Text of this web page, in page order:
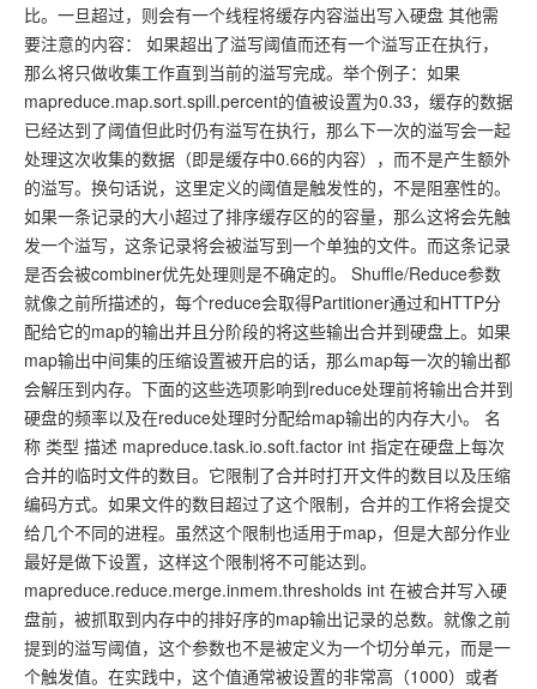
比。一旦超过，则会有一个线程将缓存内容溢出写入硬盘 其他需
要注意的内容： 如果超出了溢写阈值而还有一个溢写正在执行，
那么将只做收集工作直到当前的溢写完成。举个例子：如果
mapreduce.map.sort.spill.percent的值被设置为0.33，缓存的数据
已经达到了阈值但此时仍有溢写在执行，那么下一次的溢写会一起
处理这次收集的数据（即是缓存中0.66的内容），而不是产生额外
的溢写。换句话说，这里定义的阈值是触发性的，不是阻塞性的。
如果一条记录的大小超过了排序缓存区的的容量，那么这将会先触
发一个溢写，这条记录将会被溢写到一个单独的文件。而这条记录
是否会被combiner优先处理则是不确定的。 Shuffle/Reduce参数
就像之前所描述的，每个reduce会取得Partitioner通过和HTTP分
配给它的map的输出并且分阶段的将这些输出合并到硬盘上。如果
map输出中间集的压缩设置被开启的话，那么map每一次的输出都
会解压到内存。下面的这些选项影响到reduce处理前将输出合并到
硬盘的频率以及在reduce处理时分配给map输出的内存大小。 名
称 类型 描述 mapreduce.task.io.soft.factor int 指定在硬盘上每次
合并的临时文件的数目。它限制了合并时打开文件的数目以及压缩
编码方式。如果文件的数目超过了这个限制，合并的工作将会提交
给几个不同的进程。虽然这个限制也适用于map，但是大部分作业
最好是做下设置，这样这个限制将不可能达到。
mapreduce.reduce.merge.inmem.thresholds int 在被合并写入硬
盘前，被抓取到内存中的排好序的map输出记录的总数。就像之前
提到的溢写阈值，这个参数也不是被定义为一个切分单元，而是一
个触发值。在实践中，这个值通常被设置的非常高（1000）或者